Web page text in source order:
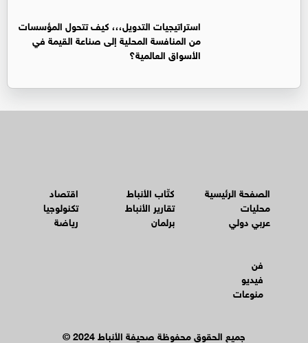
استراتيجيات التدويل،،، كيف تتحول المؤسسات
من المنافسة المحلية إلى صناعة القيمة في
الأسواق العالمية؟
الصفحة الرئيسية
محليات
عربي دولي
كتّاب الأنباط
تقارير الأنباط
برلمان
اقتصاد
تكنولوجيا
رياضة
فن
فيديو
منوعات
© جميع الحقوق محفوظة صحيفة الأنباط 2024